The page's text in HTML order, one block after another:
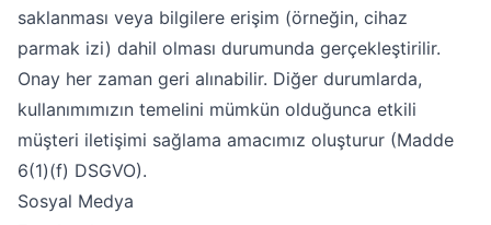
saklanması veya bilgilere erişim (örneğin, cihaz
parmak izi) dahil olması durumunda gerçekleştirilir.
Onay her zaman geri alınabilir. Diğer durumlarda,
kullanımımızın temelini mümkün olduğunca etkili
müşteri iletişimi sağlama amacımız oluşturur (Madde
6(1)(f) DSGVO).
Sosyal Medya